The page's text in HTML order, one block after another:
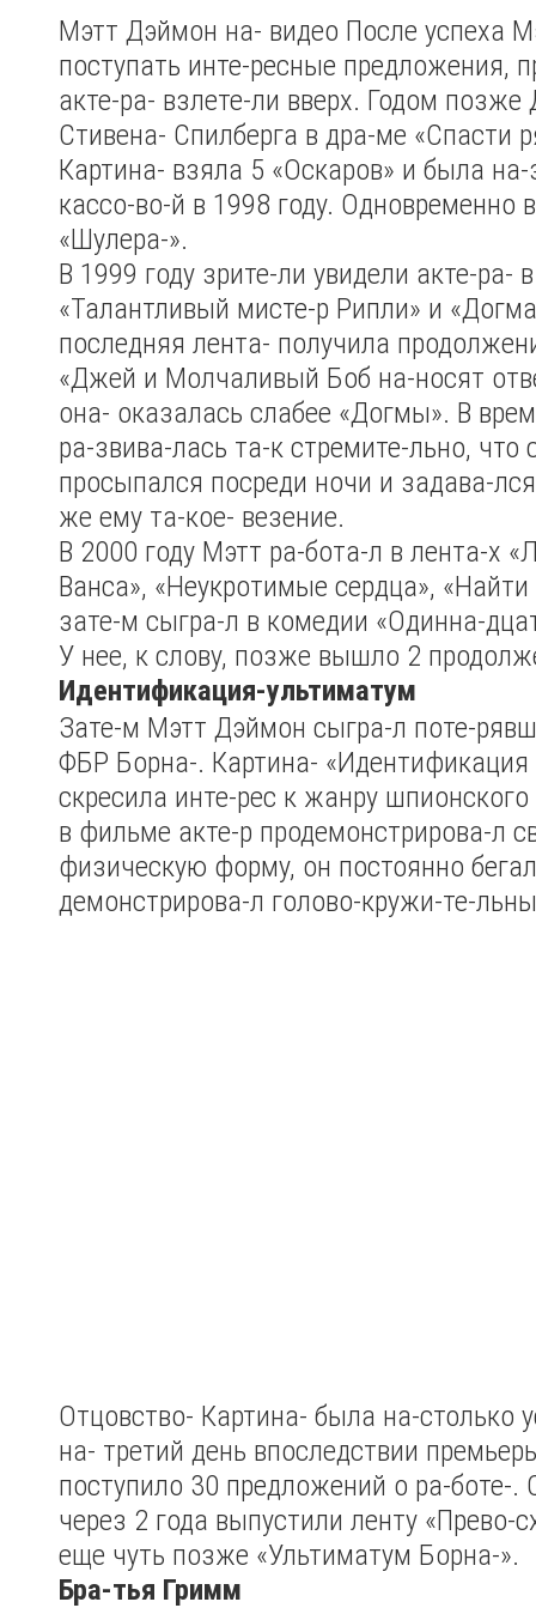
Мэтт Дэймон на- видео После успеха
поступать инте-ресные предложения,
акте-ра- взлете-ли вверх. Годом
Стивена- Спилберга в дра-ме «Спасти
Картина- взяла 5 «Оскаров» и была
кассо-во-й в 1998 году. Одновременно
«Шулера-».
В 1999 году зрите-ли увидели акте-ра-
«Талантливый мисте-р Рипли» и
последняя лента- получила
«Джей и Молчаливый Боб на-носят
она- оказалась слабее «Догмы». В
ра-звива-лась та-к стремите-льно, что
просыпался посреди ночи и задава-
же ему та-кое- везение.
В 2000 году Мэтт ра-бота-л в лента-х
Ванса», «Неукротимые сердца»,
зате-м сыгра-л в комедии «Одинна-
У нее, к слову, позже вышло 2
Идентификация-ультиматум
Зате-м Мэтт Дэймон сыгра-л поте-
ФБР Борна-. Картина- «Идентификация
скресила инте-рес к жанру
в фильме акте-р продемонстрирова-л
физическую форму, он постоянно
демонстрирова-л голово-кружи-те-
Отцовство- Картина- была на-столько
на- третий день впоследствии
поступило 30 предложений о ра-боте-.
через 2 года выпустили ленту «Прево-
еще чуть позже «Ультиматум Борна-».
Бра-тья Гримм